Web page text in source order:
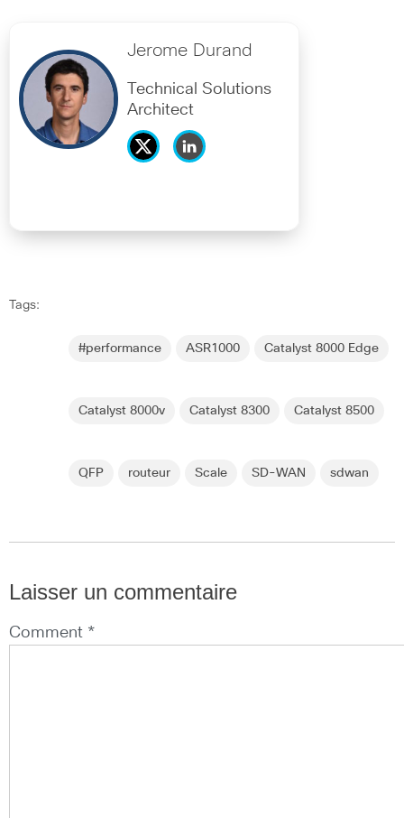
Jerome Durand
Technical Solutions
Architect
Tags:
#performance ASR1000 Catalyst 8000 Edge
Catalyst 8000v Catalyst 8300 Catalyst 8500
QFP routeur Scale SD-WAN sdwan
Laisser un commentaire
Comment *